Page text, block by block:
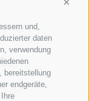
und,
daten
verwendung
bereitstellung
endgeräte,